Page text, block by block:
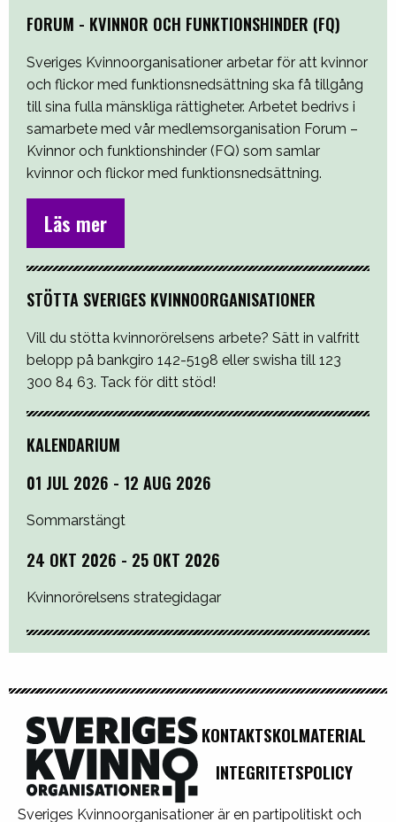
FORUM - KVINNOR OCH FUNKTIONSHINDER (FQ)
Sveriges Kvinnoorganisationer arbetar för att kvinnor
och flickor med funktionsnedsättning ska få tillgång
till sina fulla mänskliga rättigheter. Arbetet bedrivs i
samarbete med vår medlemsorganisation Forum –
Kvinnor och funktionshinder (FQ) som samlar
kvinnor och flickor med funktionsnedsättning.
Läs mer
STÖTTA SVERIGES KVINNOORGANISATIONER
Vill du stötta kvinnorörelsens arbete? Sätt in valfritt
belopp på bankgiro 142-5198 eller swisha till 123
300 84 63. Tack för ditt stöd!
KALENDARIUM
01 JUL 2026 - 12 AUG 2026
Sommarstängt
24 OKT 2026 - 25 OKT 2026
Kvinnorörelsens strategidagar
Sveriges Kvinnoorganisationer är en partipolitiskt och
KONTAKTSKOLMATERIAL
INTEGRITETSPOLICY